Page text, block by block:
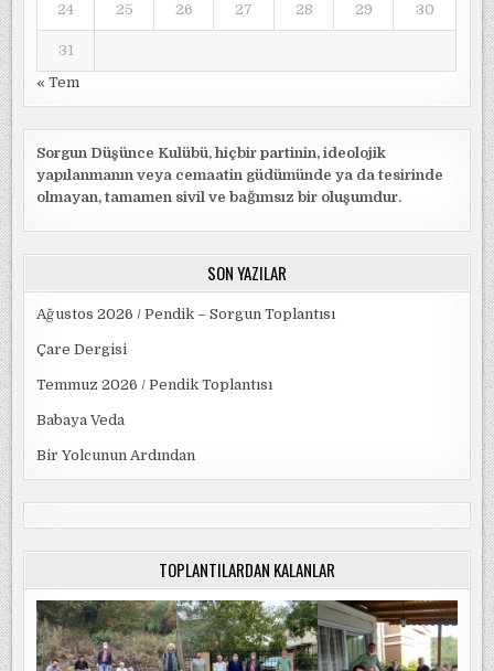
24 25 26 27 28 29 30
31
« Tem
Sorgun Düşünce Kulübü, hiçbir partinin, ideolojik
yapılanmanın veya cemaatin güdümünde ya da tesirinde
olmayan, tamamen sivil ve bağımsız bir oluşumdur.
SON YAZILAR
Ağustos 2026 / Pendik – Sorgun Toplantısı
Çare Dergisi
Temmuz 2026 / Pendik Toplantısı
Babaya Veda
Bir Yolcunun Ardından
TOPLANTILARDAN KALANLAR